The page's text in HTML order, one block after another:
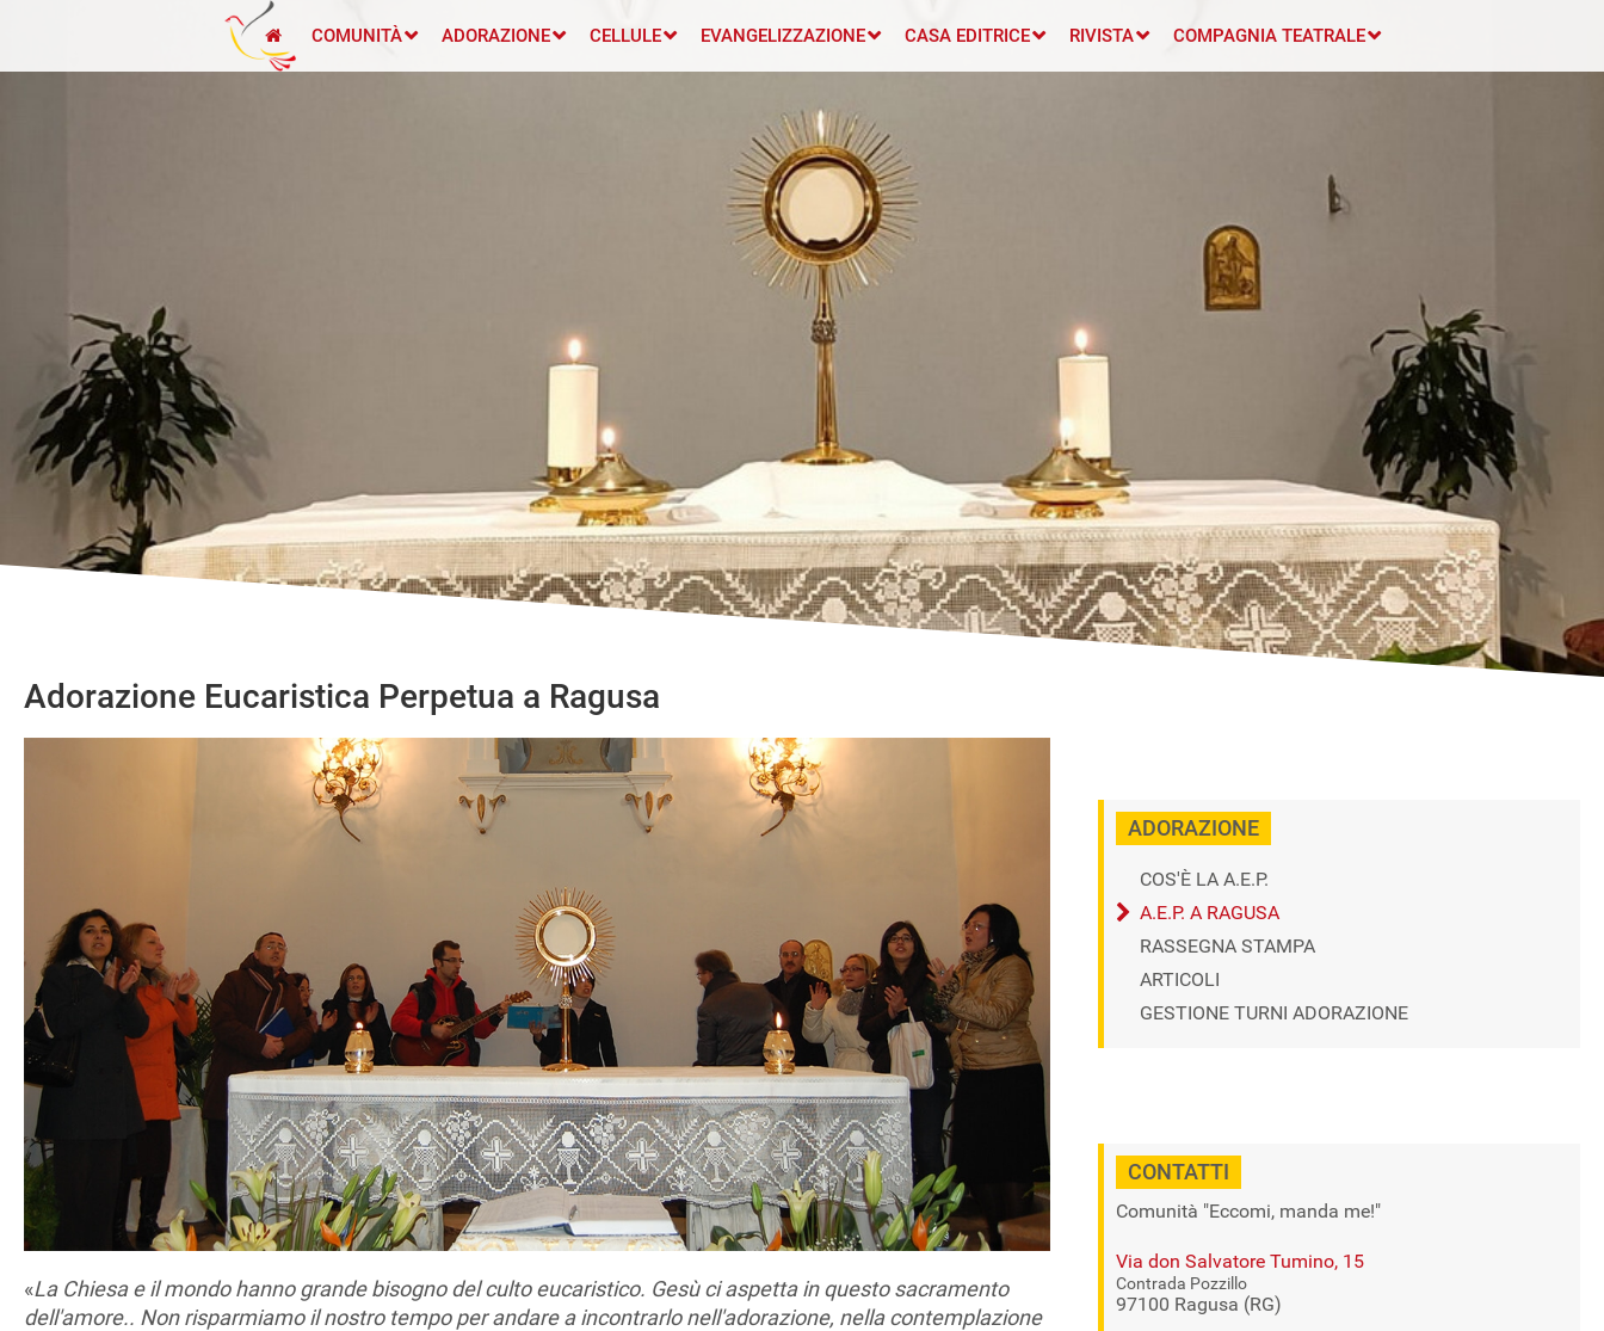
COMUNITÀ ADORAZIONE CELLULE EVANGELIZZAZIONE CASA EDITRICE RIVISTA COMPAGNIA TEATRALE
Adorazione Eucaristica Perpetua a Ragusa
«La Chiesa e il mondo hanno grande bisogno del culto eucaristico. Gesù ci aspetta in questo sacramento
dell'amore.. Non risparmiamo il nostro tempo per andare a incontrarlo nell'adorazione, nella contemplazione
ADORAZIONE
COS'È LA A.E.P.
A.E.P. A RAGUSA
RASSEGNA STAMPA
ARTICOLI
GESTIONE TURNI ADORAZIONE
CONTATTI
Comunità "Eccomi, manda me!"
Via don Salvatore Tumino, 15
Contrada Pozzillo
97100 Ragusa (RG)